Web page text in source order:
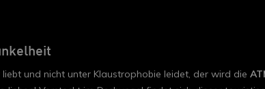
und nicht unter Klaustrophobie leidet, der wird die